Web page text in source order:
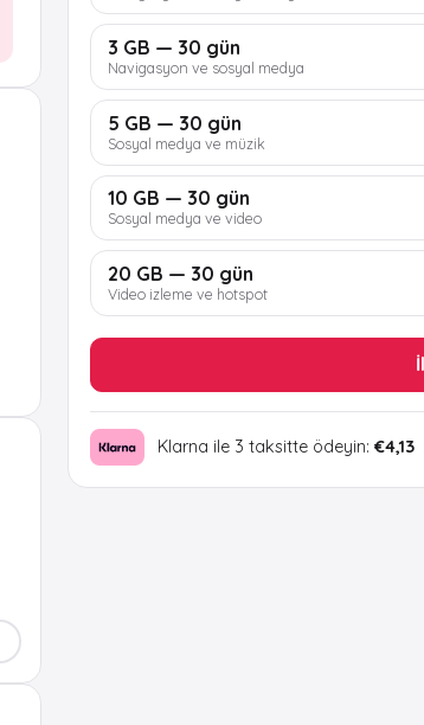
3 GB — 30 gün
Navigasyon ve sosyal medya
5 GB — 30 gün
Sosyal medya ve müzik
10 GB — 30 gün
Sosyal medya ve video
20 GB — 30 gün
Video izleme ve hotspot
Klarna ile 3 taksitte ödeyin: €4,13